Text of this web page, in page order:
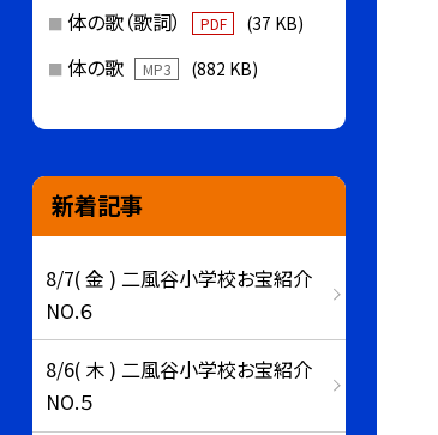
体の歌（歌詞） PDF (37 KB)
体の歌 MP3 (882 KB)
新着記事
8/7( 金 ) 二風谷小学校お宝紹介
NO.６
8/6( 木 ) 二風谷小学校お宝紹介
NO.５